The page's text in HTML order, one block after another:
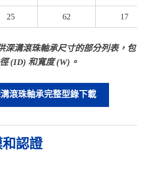
25 62 17
深溝滾珠軸承尺寸的部分列表，包
(ID) 和寬度 (W)。
滾珠軸承完整型錄下載
認證